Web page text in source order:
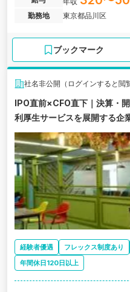
勤務地
東京都品川区
ブックマーク
社名非公開（ログインすると閲
IPO直前×CFO直下｜決算・
利厚生サービスを展開する企
経験者優遇 フレックス制度あり
年間休日120日以上